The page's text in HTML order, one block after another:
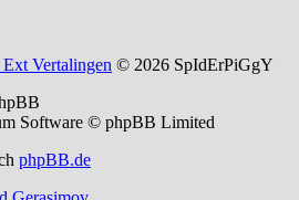
Vertalingen © 2026 SpIdErPiGgY
Software © phpBB Limited
phpBB.de